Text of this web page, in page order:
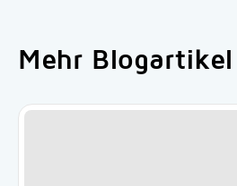
Mehr Blogartikel